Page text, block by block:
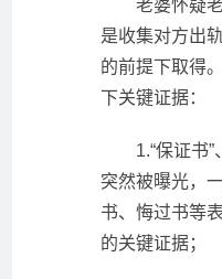
老婆怀疑老
是收集对方出
的前提下取得
下关键证据：
1.“保证书”
突然被曝光，
书、悔过书等
的关键证据；